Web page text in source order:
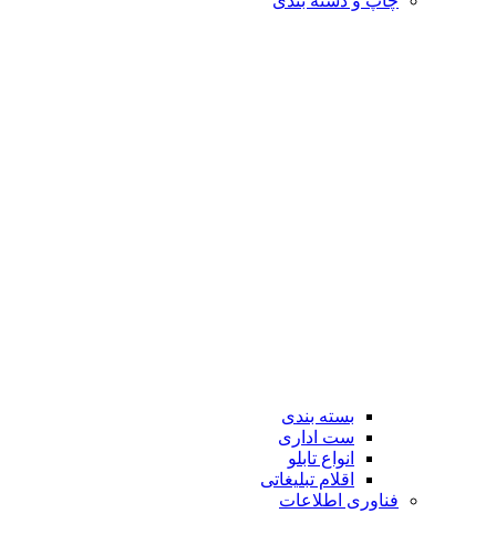
بسته بندی
ست اداری
انواع تابلو
اقلام تبلیغاتی
فناوری اطلاعات